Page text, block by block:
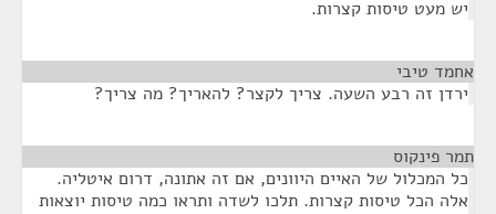
יש מעט טיסות קצרות.
אחמד טיבי
ירדן זה רבע השעה. צריך לקצר? להאריך? מה צריך?
תמר פינקוס
כל המכלול של האיים היוונים, אם זה אתונה, דרום איטליה.
אלה הכל טיסות קצרות. תלכו לשדה ותראו כמה טיסות יוצאות